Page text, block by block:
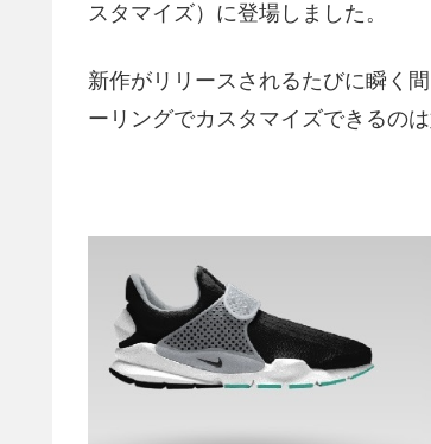
スタマイズ）に登場しました。
新作がリリースされるたびに瞬く
ーリングでカスタマイズできるのは